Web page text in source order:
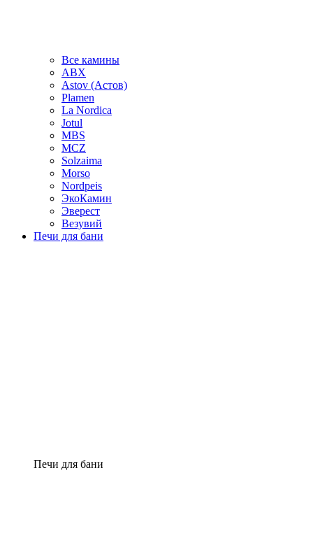
Все камины
ABX
Astov (Астов)
Plamen
La Nordica
Jotul
MBS
MCZ
Solzaima
Morso
Nordpeis
ЭкоКамин
Эверест
Везувий
Печи для бани
Печи для бани